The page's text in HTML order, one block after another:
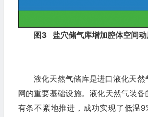
图3 盐穴储气库增加腔体空间
液化天然气储库是进口液化天然
网的重要基础设施。液化天然气装备
有条不紊地推进，成功实现了低温